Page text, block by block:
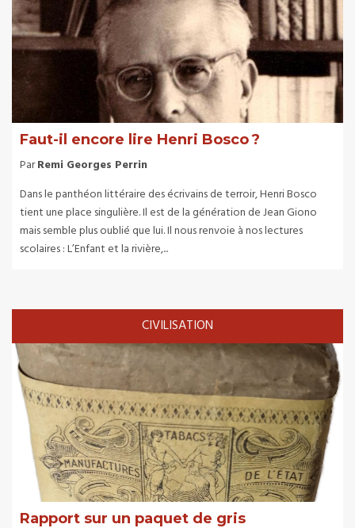
Faut-il encore lire Henri Bosco ?
ParRemi Georges Perrin
Dans le panthéon littéraire des écrivains de terroir, Henri Bosco
tient une place singulière. Il est de la génération de Jean Giono
mais semble plus oublié que lui. Il nous renvoie à nos lectures
scolaires : L’Enfant et la rivière,...
CIVILISATION
Rapport sur un paquet de gris